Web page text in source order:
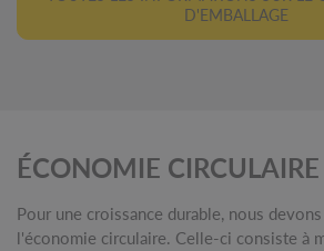
D'EMBALLAGE
ÉCONOMIE CIRCULAIRE
Pour une croissance durable, nous
l'économie circulaire. Celle-ci consiste à